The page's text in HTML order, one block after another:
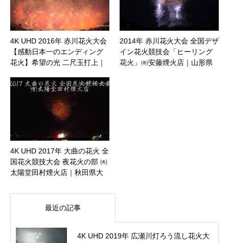
4K UHD 2016年 赤川花火大会
【感動日本一のエンディング
花火】希望の光 二尺玉打上｜
2014年 赤川花火大会 全国デザ
イン花火競技会「ヒーリング
花火」㈲安藤煙火店｜山形県
4K UHD 2017年 大曲の花火 全
国花火競技大会 夜花火の部 ㈲
太陽堂田村煙火店｜秋田県大
最近の記事
4K UHD 2019年 広瀬川灯ろう流し花火大